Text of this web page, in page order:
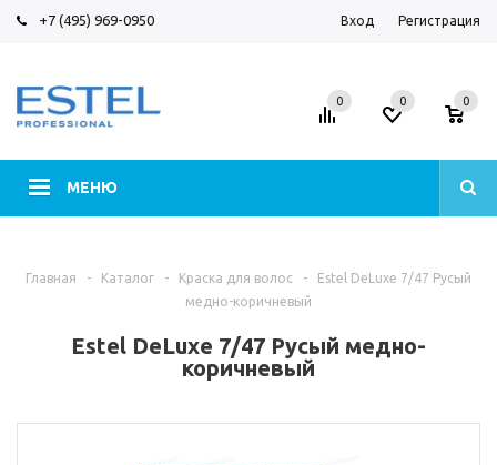
+7 (495) 969-0950 Вход Регистрация
МЕНЮ
0 0 0
Главная - Каталог - Краска для волос -
Estel DeLuxe 7/47 Русый
медно-коричневый
Estel DeLuxe 7/47 Русый медно-
коричневый